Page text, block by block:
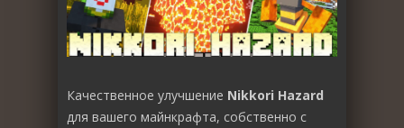
Качественное улучшение Nikkori Hazard
для вашего майнкрафта, собственно с